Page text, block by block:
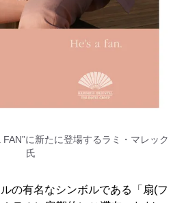
に新たに登場するラミ・マレック
氏
の有名なシンボルである「扇(フ